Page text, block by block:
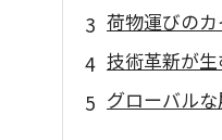
荷物運びの
技術革新が
グローバル